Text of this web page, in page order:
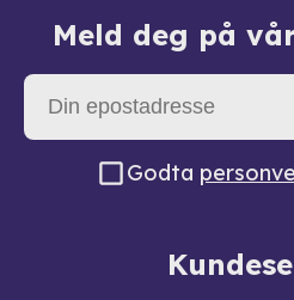
Meld deg på
Godta